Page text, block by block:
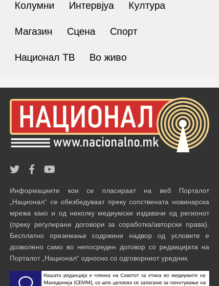
Колумни Интервјуа Култура
Магазин Сцена Спорт
Национал ТВ Во живо
Информациите кои се пласираат на веб Порталот
„Национал“ се обезбедуваат преку сопствената новинарска
мрежа како и од неколку медиумски издавачи од регионот
(преку регулирани договори за соработка/авторски права).
Бесплатно преземање содржини надвор од условите е
дозволено само во непосреден договор со редакцијата на
Порталот „Национал“ односно со одговорниот уредник.